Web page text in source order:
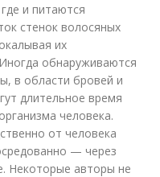
и питаются
стенок волосяных
их
обнаруживаются
в области бровей и
длительное время
человека.
от человека
— через
Некоторые авторы не